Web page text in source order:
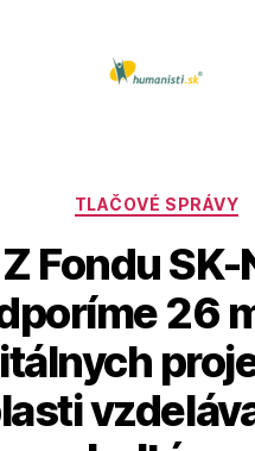
Kategórie
TLAČOVÉ SPRÁVY
Z Fondu SK-
26